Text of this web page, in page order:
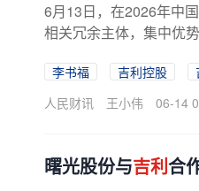
6月13日，在2026年中
相关冗余主体，集中优
李书福 吉利控股
人民财讯
王小伟 06-14
曙光股份与吉利合